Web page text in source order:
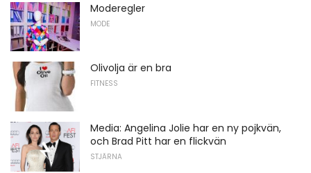
Moderegler
MODE
Olivolja är en bra
FITNESS
Media: Angelina Jolie har en ny pojkvän,
och Brad Pitt har en flickvän
STJÄRNA